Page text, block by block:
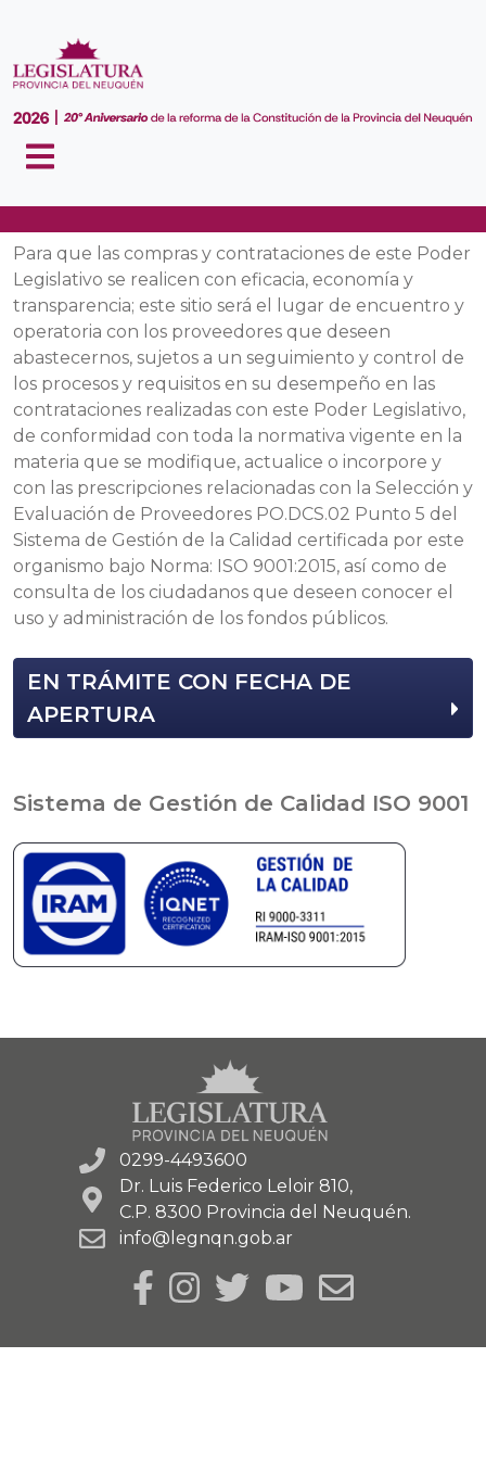
Para que las compras y contrataciones de este Poder
Legislativo se realicen con eficacia, economía y
transparencia; este sitio será el lugar de encuentro y
operatoria con los proveedores que deseen
abastecernos, sujetos a un seguimiento y control de
los procesos y requisitos en su desempeño en las
contrataciones realizadas con este Poder Legislativo,
de conformidad con toda la normativa vigente en la
materia que se modifique, actualice o incorpore y
con las prescripciones relacionadas con la Selección y
Evaluación de Proveedores PO.DCS.02 Punto 5 del
Sistema de Gestión de la Calidad certificada por este
organismo bajo Norma: ISO 9001:2015, así como de
consulta de los ciudadanos que deseen conocer el
uso y administración de los fondos públicos.
EN TRÁMITE CON FECHA DE
APERTURA
Sistema de Gestión de Calidad ISO 9001
0299-4493600
Dr. Luis Federico Leloir 810,
C.P. 8300 Provincia del Neuquén.
info@legnqn.gob.ar